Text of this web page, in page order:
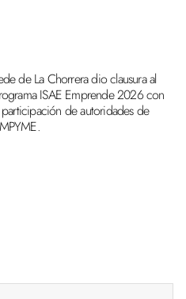
de La Chorrera dio clausura al
ISAE Emprende 2026 con
participación de autoridades de